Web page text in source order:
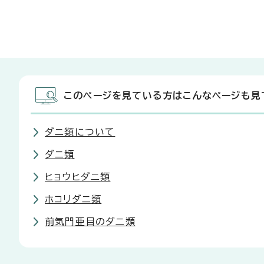
このページを見ている方はこんなページも見
ダニ類について
ダニ類
ヒョウヒダニ類
ホコリダニ類
前気門亜目のダニ類